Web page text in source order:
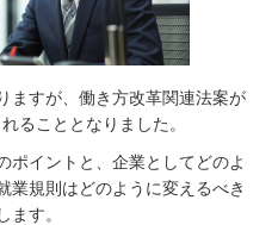
ますが、働き方改革関連法案が
ることとなりました。
ポイントと、企業としてどのよ
業規則はどのように変えるべき
ます。